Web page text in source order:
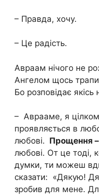
– Правда, хочу.
– Це радість.
Авраам нічого не
Ангелом щось
Бо розповідає якісь
– Аврааме, я
проявляється в
любові. Прощення –
любові. От це тоді,
думки, ти можеш
сказати: «Дякую!
зробив для мене.